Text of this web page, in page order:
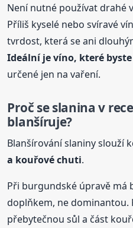
Není nutné používat drahé
Příliš kyselé nebo svíravé
tvrdost, která se ani
Ideální je víno, které
určené jen na vaření.
Proč se slanina v
blanšíruje?
Blanšírování slaniny slouží
a kouřové chuti.
Při burgundské úpravě má
doplňkem, ne
přebytečnou sůl a část